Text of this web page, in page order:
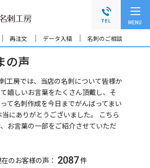
MENU
再注文 データ入稿 名刺のご相談
の声
工房では、当店の名刺について皆様か
嬉しいお言葉をたくさん頂戴し、そ
て名刺作成を今日までがんばってまい
にありがとうございました。
こちら
お言葉の一部をご紹介させていただ
のお客様の声： 2087件